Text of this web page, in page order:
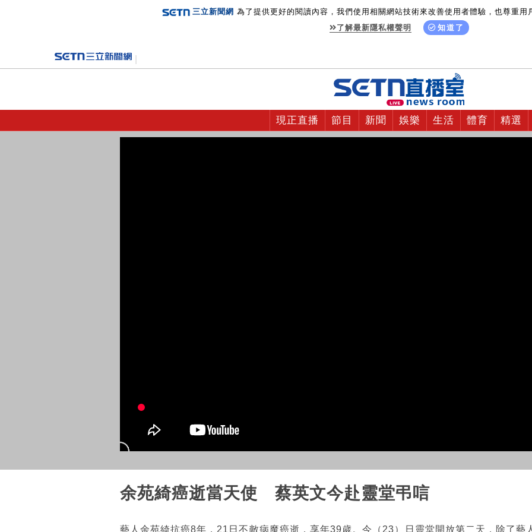
三立新聞網 為了提供更好的閱讀內容，我們使用相關網站技術來改善使用者體驗，也尊重用
了解最新隱私權聲明
知道了
現正直播 節目 新聞 娛樂 生活 體育 精選
余苑綺癌逝當天使 蔡英文今赴靈堂弔唁
藝人余苑綺抗癌8年，21日不敵病魔癌逝，享年39歲。今（23）日靈堂開放第二天，除了藝